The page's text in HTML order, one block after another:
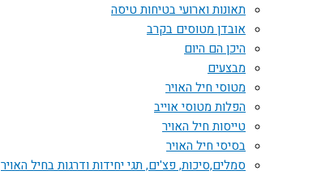
תאונות וארועי בטיחות טיסה
אובדן מטוסים בקרב
היכן הם היום
מבצעים
מטוסי חיל האויר
הפלות מטוסי אוייב
טייסות חיל האויר
בסיסי חיל האויר
סמלים,סיכות, פצ'ים, תגי יחידות ודרגות בחיל האויר